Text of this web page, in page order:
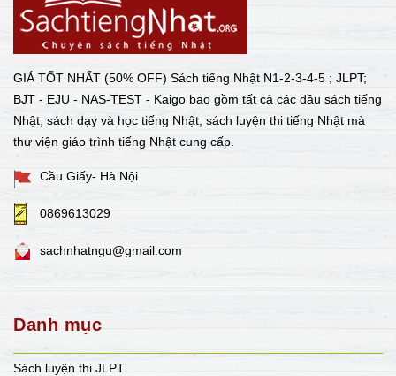
GIÁ TỐT NHẤT (50% OFF) Sách tiếng Nhật N1-2-3-4-5 ; JLPT;
BJT - EJU - NAS-TEST - Kaigo bao gồm tất cả các đầu sách tiếng
Nhật, sách dạy và học tiếng Nhật, sách luyện thi tiếng Nhật mà
thư viện giáo trình tiếng Nhật cung cấp.
Cầu Giấy- Hà Nội
0869613029
sachnhatngu@gmail.com
Danh mục
Sách luyện thi JLPT